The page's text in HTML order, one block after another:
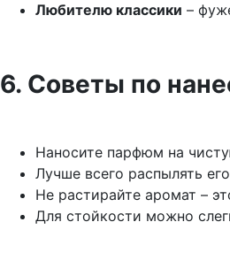
Любителю классики –
6. Советы по
Наносите парфюм на
Лучше всего распылять
Не растирайте аромат –
Для стойкости можно